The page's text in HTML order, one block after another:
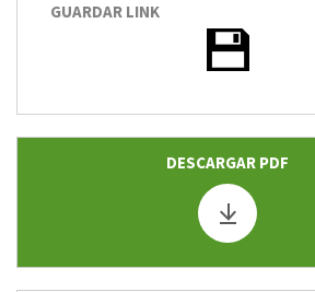
GUARDAR LINK
DESCARGAR PDF